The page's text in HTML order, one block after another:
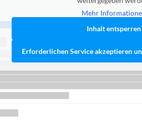
Mehr
Inhalt entsperren
Erforderlichen Service akzeptieren